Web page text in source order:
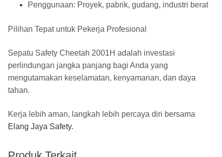
Penggunaan: Proyek, pabrik, gudang, industri berat
Pilihan Tepat untuk Pekerja Profesional
Sepatu Safety Cheetah 2001H adalah investasi
perlindungan jangka panjang bagi Anda yang
mengutamakan keselamatan, kenyamanan, dan daya
tahan.
Kerja lebih aman, langkah lebih percaya diri bersama
Elang Jaya Safety.